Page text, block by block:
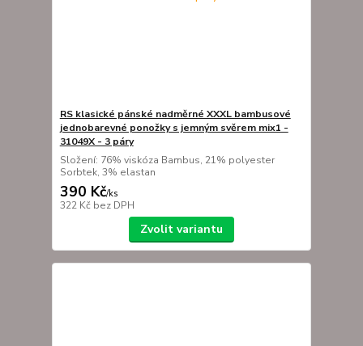
RS klasické pánské nadměrné XXXL bambusové
jednobarevné ponožky s jemným svěrem mix1 -
31049X - 3 páry
Složení: 76% viskóza Bambus, 21% polyester
Sorbtek, 3% elastan
390 Kč/ks
322 Kč bez DPH
Zvolit variantu